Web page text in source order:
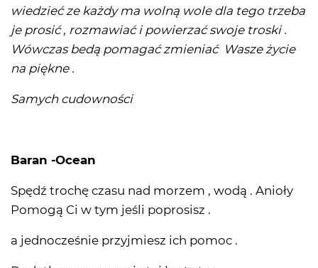
wiedzieć ze każdy ma wolną wole dla tego trzeba
je prosić , rozmawiać i powierzać swoje troski .
Wówczas bedą pomagać zmieniać Wasze życie
na piękne .
Samych cudowności
Baran -Ocean
Spędź trochę czasu nad morzem , wodą . Anioły
Pomogą Ci w tym jeśli poprosisz .
a jednocześnie przyjmiesz ich pomoc .